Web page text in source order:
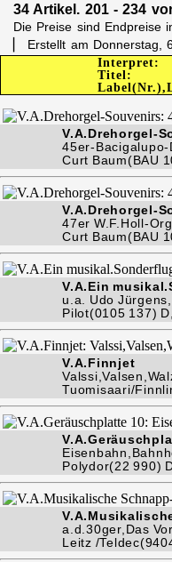
34 Artikel. 201 - 234
Die Preise sind Endpreise
▏ Erstellt am Donnerstag,
Interpret:
Titel:
V.A.Drehorgel-
45er-
Curt Baum(BAU
V.A.Drehorgel-
47er W.F.Holl-
Curt Baum(BAU
V.A.Ein
u.a. Udo
Pilot(0105 137)
V.A.Finnjet
Tuomisaari/
Polydor(22 990)
a.d.30ger,Das
Leitz /